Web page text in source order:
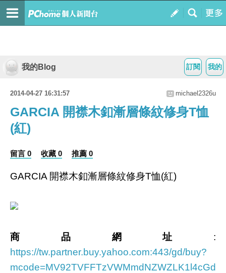
我的
訂閱
我的Blog
2014-04-27 16:31:57 michael2326u
GARCIA 開襟木釦漸層條紋修身T恤
(紅)
留言 0 收藏 0 推薦 0
GARCIA 開襟木釦漸層條紋修身T恤(紅)
商品網址 :
https://tw.partner.buy.yahoo.com:443/gd/buy?
mcode=MV92TVFFTzVWMmdNZWZLK1l4cGd